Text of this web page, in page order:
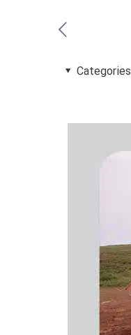
Categories